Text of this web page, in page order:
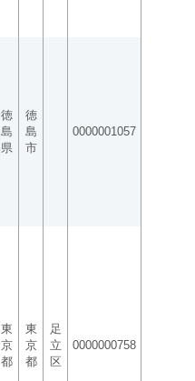
徳
島
県
徳
島
市
0000001057
東
京
都
東
京
都
足
立
区
0000000758